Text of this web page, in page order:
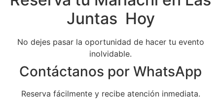
Juntas Hoy
No dejes pasar la oportunidad de hacer tu evento
inolvidable.
Contáctanos por WhatsApp
Reserva fácilmente y recibe atención inmediata.